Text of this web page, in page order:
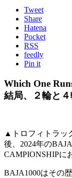
Tweet
Share
Hatena
Pocket
RSS
feedly
Pin it
Which One
結局、２輪と
▲トロフィトラッ
後、2024年の
CAMPIONSHIPに
BAJA1000はその